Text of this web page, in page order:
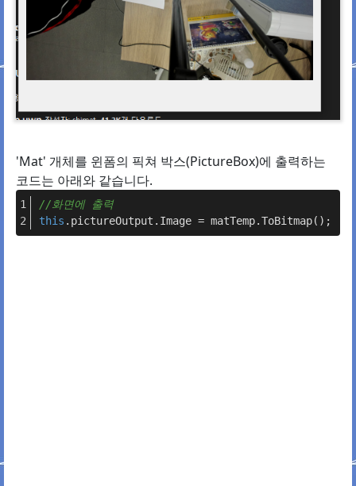
'Mat' 개체를 윈폼의 픽쳐 박스(PictureBox)에 출력하는
코드는 아래와 같습니다.
//화면에 출력
this .pictureOutput.Image = matTemp.ToBitmap();